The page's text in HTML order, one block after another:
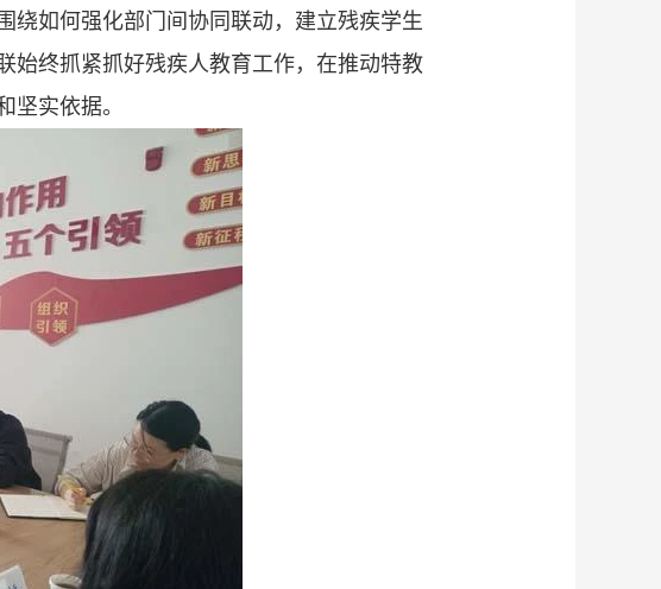
绕如何强化部门间协同联动，建立残疾学生
始终抓紧抓好残疾人教育工作，在推动特教
坚实依据。